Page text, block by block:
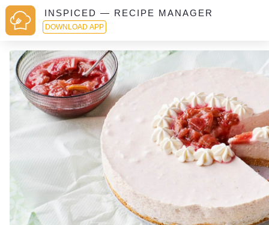
INSPICED — RECIPE MANAGER
DOWNLOAD APP